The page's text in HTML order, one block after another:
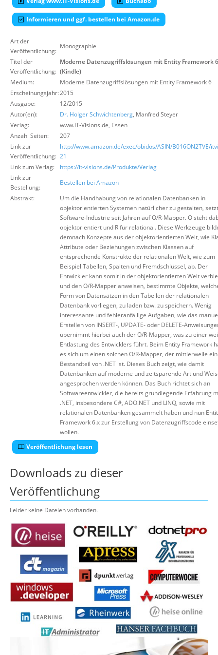
Über uns
Suche
Informieren und ggf. bestellen bei Amazon.de
Art der
Veröffentlichung:
Monographie
Titel der
Veröffentlichung:
Moderne Datenzugriffslösungen mit Entity Framework 6
(Kindle)
Medium:
Moderne Datenzugriffslösungen mit Entity Framework 6
Erscheinungsjahr:2015
Ausgabe:
12/2015
Autor(en):
Dr. Holger Schwichtenberg, Manfred Steyer
Verlag:
www.IT-Visions.de, Essen
Anzahl Seiten:
207
Link zur
Veröffentlichung:
http://www.amazon.de/exec/obidos/ASIN/B016ON2TVE/
21
Link zum Verlag:
https://it-visions.de/Produkte/Verlag
Link zur
Bestellung:
Bestellen bei Amazon
Abstrakt:
Um die Handhabung von relationalen Datenbanken in
objektorientierten Systemen natürlicher zu gestalten,
Software-Industrie seit Jahren auf O/R-Mapper. O steht
objektorientiert und R für relational. Diese Werkzeuge
demnach Konzepte aus der objektorientierten Welt, wie
Attribute oder Beziehungen zwischen Klassen auf
entsprechende Konstrukte der relationalen Welt, wie zum
Beispiel Tabellen, Spalten und Fremdschlüssel, ab. Der
Entwickler kann somit in der objektorientierten Welt
und den O/R-Mapper anweisen, bestimmte Objekte,
Form von Datensätzen in den Tabellen der relationalen
Datenbank vorliegen, zu laden bzw. zu speichern. Wenig
interessante und fehleranfällige Aufgaben, wie das
Erstellen von INSERT-, UPDATE- oder DELETE-
übernimmt hierbei auch der O/R-Mapper, was zu einer
Entlastung des Entwicklers führt. Beim Entity Framework
es sich um einen solchen O/R-Mapper, der mittlerweile
Bestandteil von .NET ist. Dieses Buch zeigt, wie damit
Datenbanken auf moderne und zeitsparende Art und
angesprochen werden können. Das Buch richtet sich an
Softwareentwickler, die bereits grundlegende Erfahrung
.NET, insbesondere C#, ADO.NET und LINQ, sowie mit
relationalen Datenbanken gesammelt haben und nun
Framework 6.x zur Erstellung von Datenzugriffscode
wollen.
Veröffentlichung lesen
Downloads zu dieser
Veröffentlichung
Leider keine Dateien vorhanden.